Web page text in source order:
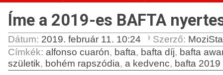
Íme a 2019-es BAFTA
Dátum: 2019. február 11. 10:24 Szerző:
Címkék: alfonso cuarón, bafta, bafta díj, bafta
születik, bohém rapszódia, a kedvenc, bafta